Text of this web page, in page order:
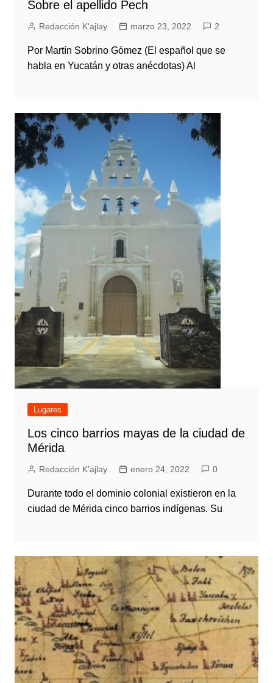
Sobre el apellido Pech
Redacción K'ajlay marzo 23, 2022 2
Por Martín Sobrino Gómez (El español que se
habla en Yucatán y otras anécdotas) Al
Lugares
Los cinco barrios mayas de la ciudad de
Mérida
Redacción K'ajlay enero 24, 2022 0
Durante todo el dominio colonial existieron en la
ciudad de Mérida cinco barrios indígenas. Su